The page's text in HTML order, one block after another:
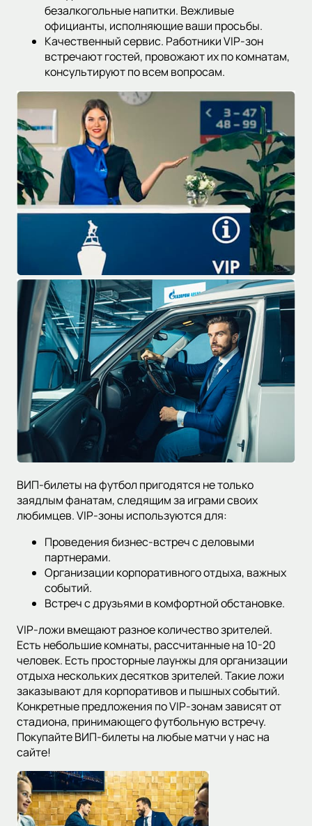
безалкогольные напитки. Вежливые
официанты, исполняющие ваши просьбы.
Качественный сервис. Работники VIP-зон
встречают гостей, провожают их по комнатам,
консультируют по всем вопросам.
ВИП-билеты на футбол пригодятся не только
заядлым фанатам, следящим за играми своих
любимцев. VIP-зоны используются для:
Проведения бизнес-встреч с деловыми
партнерами.
Организации корпоративного отдыха, важных
событий.
Встреч с друзьями в комфортной обстановке.
VIP-ложи вмещают разное количество зрителей.
Есть небольшие комнаты, рассчитанные на 10-20
человек. Есть просторные лаунжы для организации
отдыха нескольких десятков зрителей. Такие ложи
заказывают для корпоративов и пышных событий.
Конкретные предложения по VIP-зонам зависят от
стадиона, принимающего футбольную встречу.
Покупайте ВИП-билеты на любые матчи у нас на
сайте!